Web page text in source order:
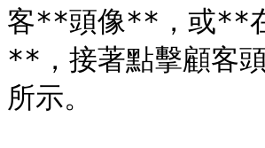
客**頭像**，或**
**，接著點擊顧客
所示。